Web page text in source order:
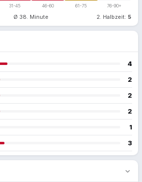
31-45 46-60 61-75 76-90+
Ø 38. Minute 2. Halbzeit: 5
4
2
2
2
1
3
expand_more